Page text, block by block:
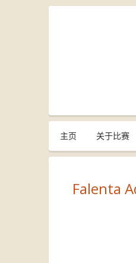
主页 关于比赛
Falenta